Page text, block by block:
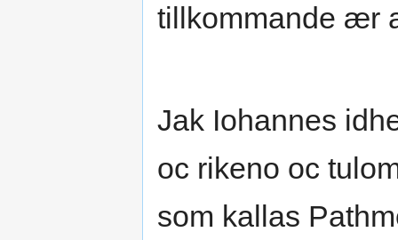
tillkommande ær
Jak Iohannes
oc rikeno oc
som kallas